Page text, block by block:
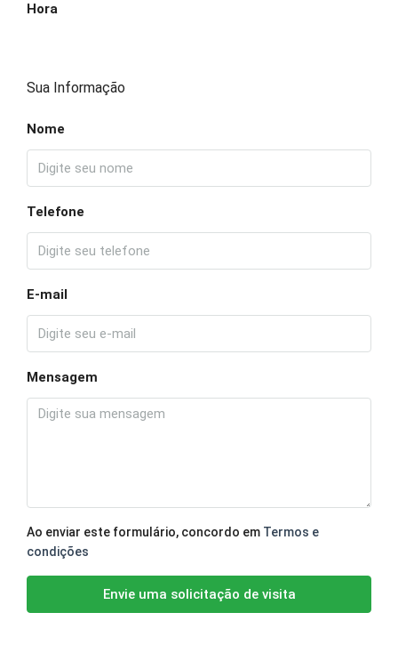
Hora
Sua Informação
Nome
Telefone
E-mail
Mensagem
Ao enviar este formulário, concordo em Termos e
condições
Envie uma solicitação de visita